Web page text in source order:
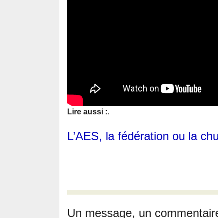
Lire aussi :.
L’AES, la fédération ou la
Un message, un